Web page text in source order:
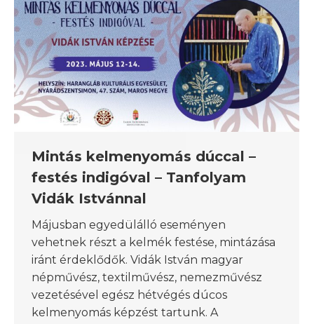
Mintás kelmenyomás dúccal –
festés indigóval – Tanfolyam
Vidák Istvánnal
Májusban egyedülálló eseményen
vehetnek részt a kelmék festése, mintázása
iránt érdeklődők. Vidák István magyar
népművész, textilművész, nemezművész
vezetésével egész hétvégés dúcos
kelmenyomás képzést tartunk. A